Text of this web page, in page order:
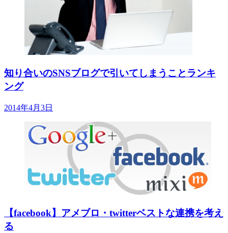
知り合いのSNSブログで引いてしまうことランキ
ング
2014年4月3日
【facebook】アメブロ・twitterベストな連携を考え
る